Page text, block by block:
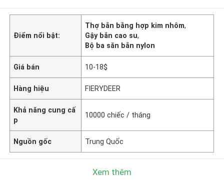
Điểm nổi bật:
Thợ bắn bằng hợp kim nhôm,
Gậy bắn cao su,
Bộ ba săn bắn nylon
Giá bán 10-18$
Hàng hiệu FIERYDEER
Khả năng cung cấ
p
10000 chiếc / tháng
Nguồn gốc Trung Quốc
Xem thêm